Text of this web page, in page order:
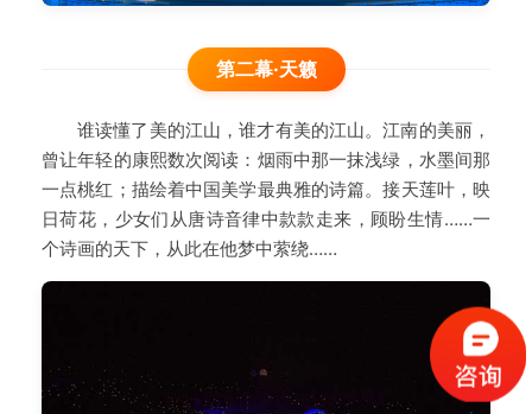
第二幕·天籁
谁读懂了美的江山，谁才有美的江山。江南的美丽，
曾让年轻的康熙数次阅读：烟雨中那一抹浅绿，水墨间那
一点桃红；描绘着中国美学最典雅的诗篇。接天莲叶，映
日荷花，少女们从唐诗音律中款款走来，顾盼生情……一
个诗画的天下，从此在他梦中萦绕……